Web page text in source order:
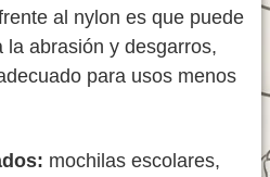
al nylon es que puede
la abrasión y desgarros,
para usos menos
mochilas escolares,